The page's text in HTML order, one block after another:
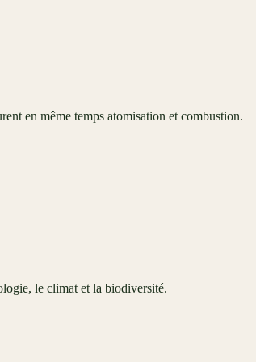
en même temps atomisation et combustion.
le climat et la biodiversité.